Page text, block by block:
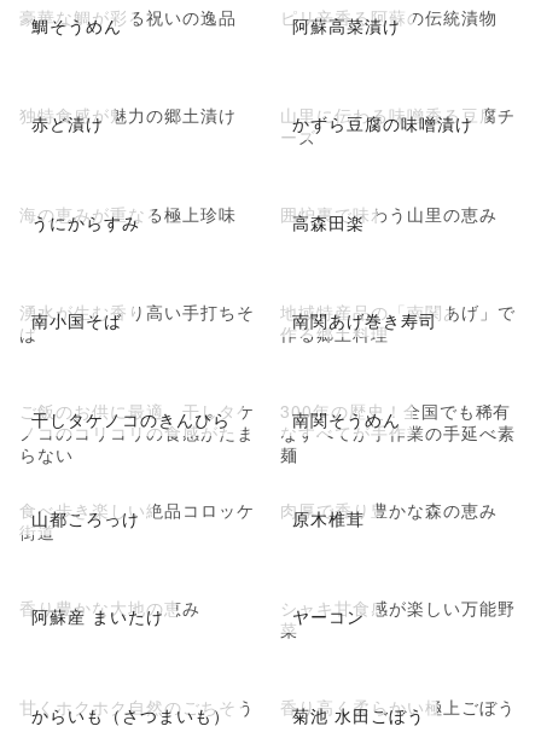
鯛そうめん
豪華な鯛が彩る祝いの逸品 阿蘇高菜漬け
ピリ辛香る阿蘇の伝統漬物
赤ど漬け
独特食感が魅力の郷土漬け かずら豆腐の味噌漬け
山里に伝わる味噌香る豆腐チ
ーズ
うにからすみ
海の恵みが重なる極上珍味 高森田楽
囲炉裏で味わう山里の恵み
南小国そば
湧水が生む香り高い手打ちそ
ば
南関あげ巻き寿司
地域特産品の「南関あげ」で
作る郷土料理
干しタケノコのきんぴら
ご飯のお供に最適。干しタケ
ノコのコリコリの食感がたま
らない
南関そうめん
300年の歴史！全国でも稀有
なすべてが手作業の手延べ素
麺
山都ころっけ
食べ歩き楽しい絶品コロッケ
街道
原木椎茸
肉厚で香り豊かな森の恵み
阿蘇産 まいたけ
香り豊かな大地の恵み ヤーコン
シャキ甘食感が楽しい万能野
菜
からいも（さつまいも）
甘くホクホク自然のごちそう 菊池 水田ごぼう
香り高く柔らかい極上ごぼう